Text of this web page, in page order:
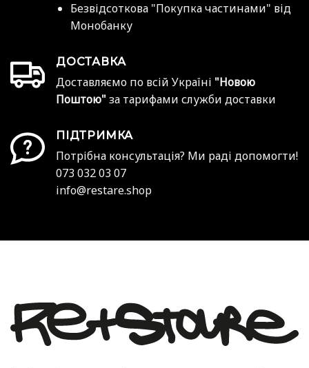
Безвідсоткова "Покупка частинами" від
Монобанку
ДОСТАВКА
Доставляємо по всій Україні "Новою
Поштою" за тарифами служби доставки
ПІДТРИМКА
Потрібна консультація? Ми раді допомогти!
073 032 03 07
info@restare.shop